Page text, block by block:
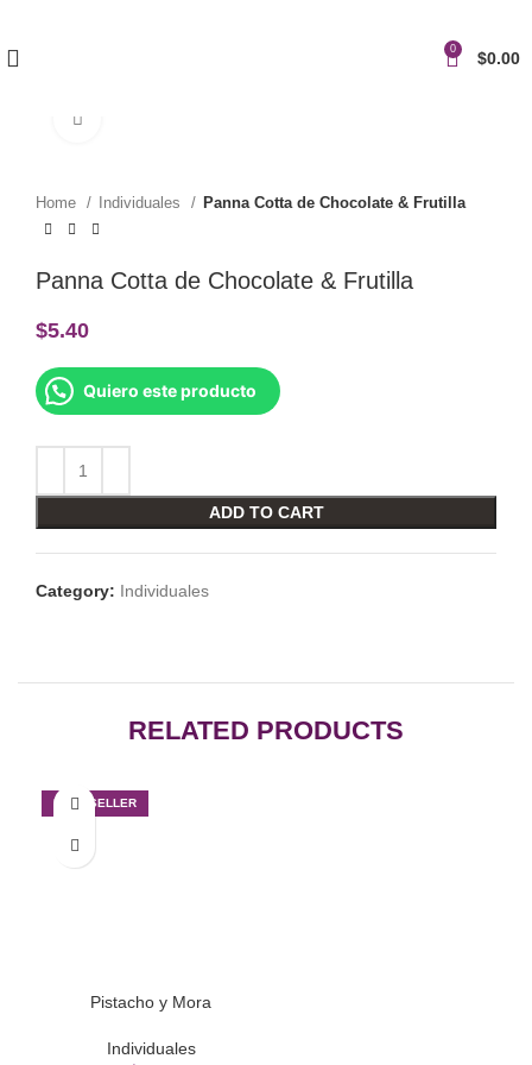
0 $0.00
Home Individuales Panna Cotta de Chocolate & Frutilla
Panna Cotta de Chocolate & Frutilla
$5.40
Quiero este producto
ADD TO CART
Category: Individuales
RELATED PRODUCTS
BEST SELLER
Pistacho y Mora
Individuales